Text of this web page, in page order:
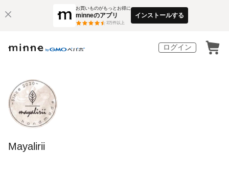
お買いものがもっとお得に
minneのアプリ
3万件以上
インストールする
ログイン
Mayalirii